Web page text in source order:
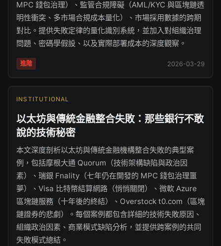
MPC 錢包治理）、監管合規障礙（AML/KYC 與區塊鏈透
明性衝突、多市場合規成本量化）、市場採用數據的跨期
對比。提供失敗定律的量化識別系統，並加入對組織治理
問題、密碼學假設、以及實際部署成本的深度觀察。
進階 2026-03-29
INSTITUTIONAL
以太坊與傳統金融整合失敗：那些銀行不敢
說的技術秘密
本文深度剖析以太坊與傳統金融機構整合失敗的典型案
例，包括摩根大通 Quorum（技術架構缺陷與政治因
素）、瑞銀 Fnality（七年仍在開發的 MPC 錢包治理噩
夢）、Visa 比特幣結算網路（悄悄關閉）、微軟 Azure
區塊鏈服務（十年後的終結）、Overstock t0.com（區塊
鏈證券的悲劇）。每個案例都包含詳細的技術失敗原因、
組織政治因素、商業模式缺陷分析，並提供跨案例的共同
失敗模式總結。